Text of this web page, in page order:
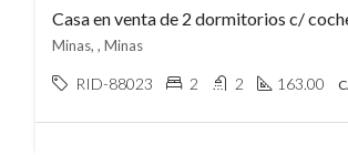
Casa en venta de 2 dormitorios c/
Minas, , Minas
RID-88023 2 2 163.00